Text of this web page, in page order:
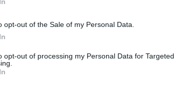
opt-out of the Sale of my Personal Data.
opt-out of processing my Personal Data for Targeted
que apresenta peças e documentos
O percurso termina com um epílogo
nos valores de encontro e partilha.